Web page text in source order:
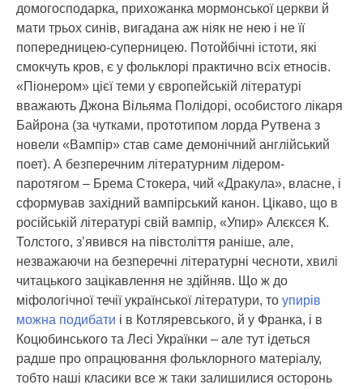
домогосподарка, прихожанка мормонської церкви й
мати трьох синів, вигадана аж ніяк не нею і не її
попередницею-суперницею. Потойбічні істоти, які
смокчуть кров, є у фольклорі практично всіх етносів.
«Піонером» цієї теми у європейській літературі
вважають Джона Вільяма Полідорі, особистого лікаря
Байрона (за чутками, прототипом лорда Рутвена з
новели «Вампір» став саме демонічний англійський
поет). А безперечним літературним лідером-
паротягом – Брема Стокера, чий «Дракула», власне, і
сформував західний вампірський канон. Цікаво, що в
російській літературі свій вампір, «Упир» Алєксєя К.
Толстого, з’явився на півстоліття раніше, але,
незважаючи на безперечні літературні чесноти, хвилі
читацького зацікавлення не здійняв. Що ж до
міфологічної течії української літератури, то упирів
можна подибати і в Котляревського, й у Франка, і в
Коцюбинського та Лесі Українки – але тут ідеться
радше про опрацювання фольклорного матеріалу,
тобто наші класики все ж таки залишилися осторонь